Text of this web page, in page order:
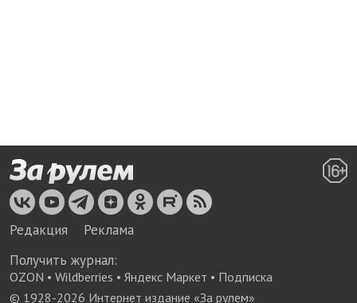
Редакция
Реклама
Получить журнал:
OZON • Wildberries • Яндекс Маркет • Подписка
© 1928-2026 Интернет издание «За рулем»